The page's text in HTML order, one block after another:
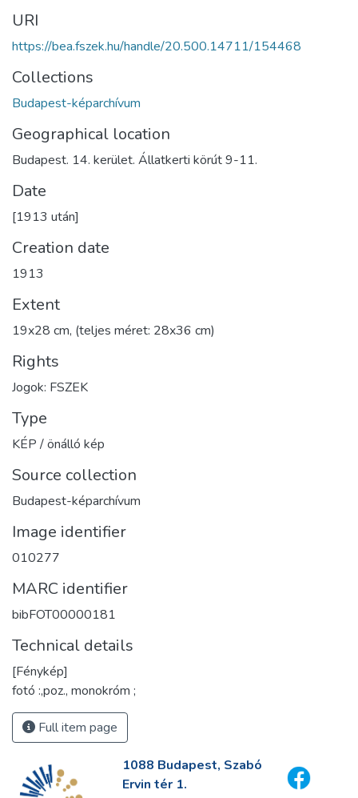
URI
https://bea.fszek.hu/handle/20.500.14711/154468
Collections
Budapest-képarchívum
Geographical location
Budapest. 14. kerület. Állatkerti körút 9-11.
Date
[1913 után]
Creation date
1913
Extent
19x28 cm, (teljes méret: 28x36 cm)
Rights
Jogok: FSZEK
Type
KÉP / önálló kép
Source collection
Budapest-képarchívum
Image identifier
010277
MARC identifier
bibFOT00000181
Technical details
[Fénykép]
fotó :,poz., monokróm ;
Full item page
1088 Budapest, Szabó
Ervin tér 1.